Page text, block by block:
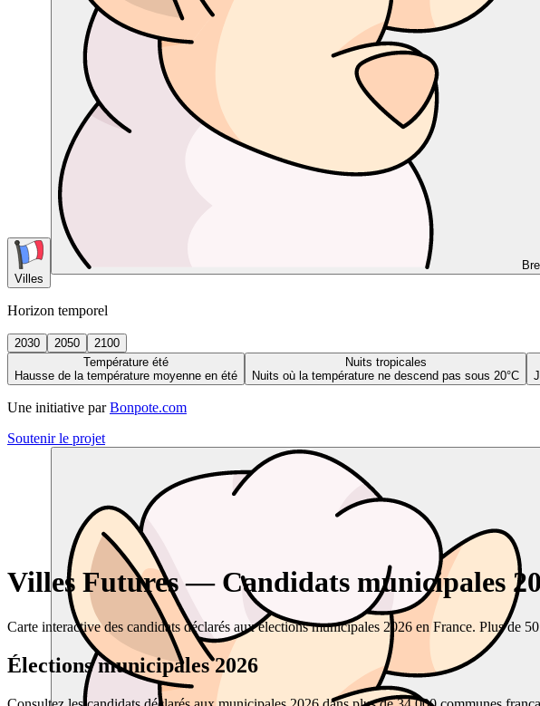
Villes
Horizon temporel
2030 2050
2100
Température été
Hausse de la température moyenne en été
Nuits tropicales
Nuits où la température ne descend pas sous 20°C
Une initiative par Bonpote.com
Soutenir le projet
Villes Futures — Candidats municipales
Carte interactive des candidats déclarés aux élections municipales 2026 en France. Plus de
Élections municipales 2026